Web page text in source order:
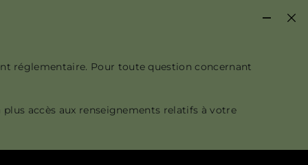
réglementaire. Pour toute question concernant
accès aux renseignements relatifs à votre